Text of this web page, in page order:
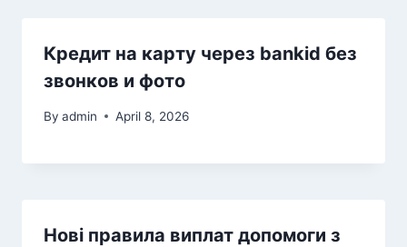
Кредит на карту через bankid без
звонков и фото
By admin April 8, 2026
Нові правила виплат допомоги з